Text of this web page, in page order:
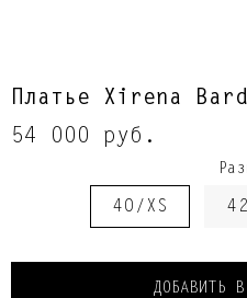
Платье Xirena
54 000 руб.
40/XS
ДОБАВИТЬ